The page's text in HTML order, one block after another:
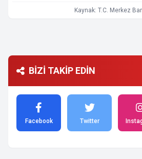
Kaynak: T.C. Merkez
BİZİ TAKİP EDİN
Facebook Twitter